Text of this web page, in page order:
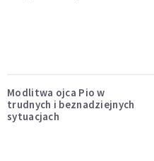
Modlitwa ojca Pio w
trudnych i beznadziejnych
sytuacjach